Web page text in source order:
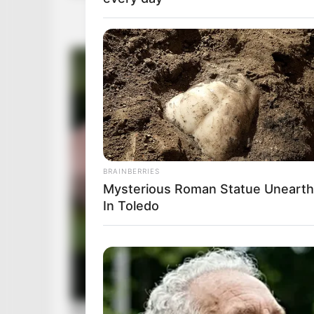
BRAINBERRIES
Mysterious Roman Statue
In Toledo